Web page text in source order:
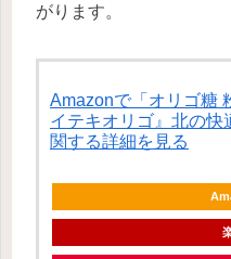
がります。
Amazonで「オリゴ糖
イテキオリゴ』北の快
関する詳細を見る